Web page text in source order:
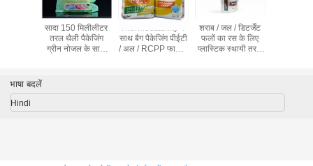
सादा 150 मिलीलीटर
तरल थैली पैकेजिंग
ग्रीन नोजल के साथ
Thermostability के
साथ बैग पैकेजिंग पीईटी
/ अल / RCPP फाड़ना
शराब / जल / डिटर्जेंट
फलों का रस के लिए
प्लास्टिक स्थायी तरल
भाषा बदलें
Hindi